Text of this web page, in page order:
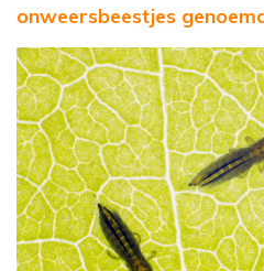
onweersbeestjes